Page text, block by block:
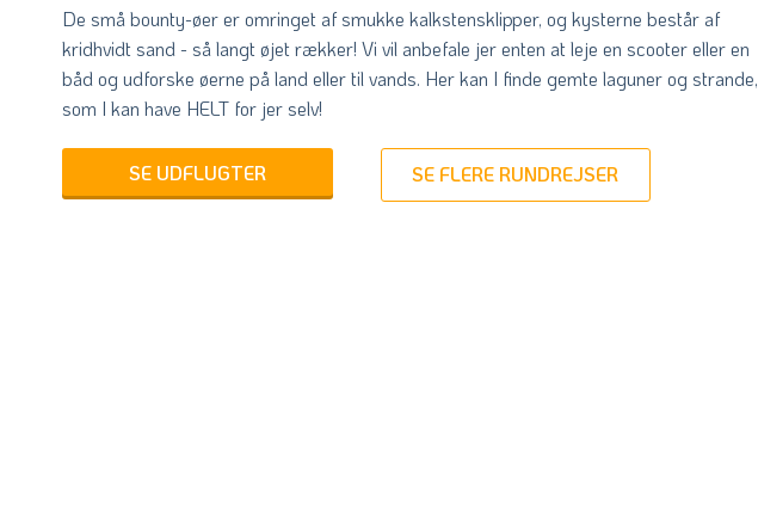
De små bounty-øer er omringet af smukke kalkstensklipper, og kysterne består af
kridhvidt sand - så langt øjet rækker! Vi vil anbefale jer enten at leje en scooter eller en
båd og udforske øerne på land eller til vands. Her kan I finde gemte laguner og strande,
som I kan have HELT for jer selv!
SE UDFLUGTER SE FLERE RUNDREJSER